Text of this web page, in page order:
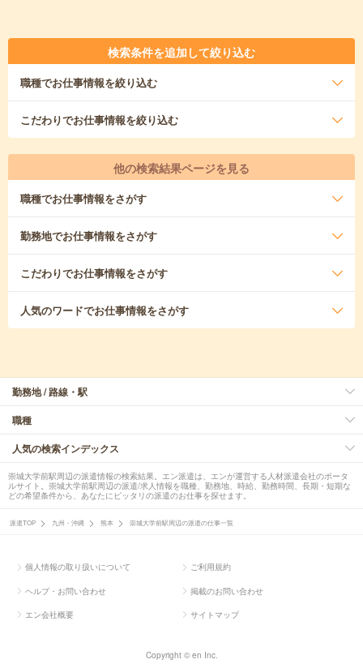
検索条件を追加して絞り込む
職種でお仕事情報を絞り込む
こだわりでお仕事情報を絞り込む
他の検索結果ページを見る
職種でお仕事情報をさがす
勤務地でお仕事情報をさがす
こだわりでお仕事情報をさがす
人気のワードでお仕事情報をさがす
勤務地 / 路線・駅
職種
人気の検索インデックス
崇城大学前駅周辺の派遣情報の検索結果。エン派遣は、エンが運営する人材派遣会社のポータ
ルサイト。崇城大学前駅周辺の派遣/求人情報を職種、勤務地、時給、勤務時間、長期・短期な
どの希望条件から、あなたにピッタリの派遣のお仕事を探せます。
派遣TOP 九州・沖縄 熊本 崇城大学前駅周辺の派遣の仕事一覧
個人情報の取り扱いについて ご利用規約
ヘルプ・お問い合わせ 掲載のお問い合わせ
エン会社概要 サイトマップ
Copyright © en Inc.